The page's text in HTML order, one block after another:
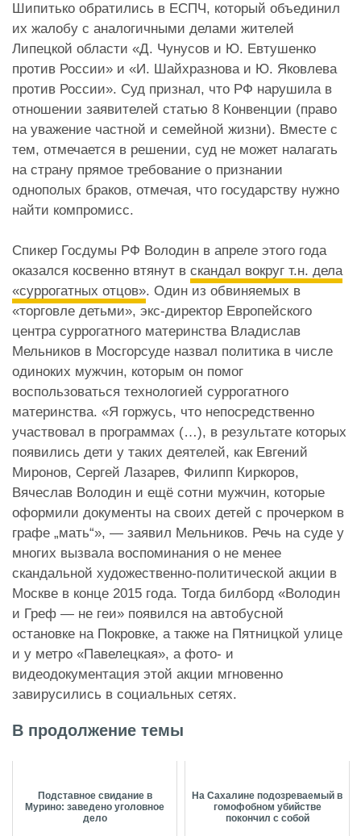
Шипитько обратились в ЕСПЧ, который объединил
их жалобу с аналогичными делами жителей
Липецкой области «Д. Чунусов и Ю. Евтушенко
против России» и «И. Шайхразнова и Ю. Яковлева
против России». Суд признал, что РФ нарушила в
отношении заявителей статью 8 Конвенции (право
на уважение частной и семейной жизни). Вместе с
тем, отмечается в решении, суд не может налагать
на страну прямое требование о признании
однополых браков, отмечая, что государству нужно
найти компромисс.
Спикер Госдумы РФ Володин в апреле этого года
оказался косвенно втянут в скандал вокруг т.н. дела
«суррогатных отцов». Один из обвиняемых в
«торговле детьми», экс-директор Европейского
центра суррогатного материнства Владислав
Мельников в Мосгорсуде назвал политика в числе
одиноких мужчин, которым он помог
воспользоваться технологией суррогатного
материнства. «Я горжусь, что непосредственно
участвовал в программах (…), в результате которых
появились дети у таких деятелей, как Евгений
Миронов, Сергей Лазарев, Филипп Киркоров,
Вячеслав Володин и ещё сотни мужчин, которые
оформили документы на своих детей с прочерком в
графе „мать“», — заявил Мельников. Речь на суде у
многих вызвала воспоминания о не менее
скандальной художественно-политической акции в
Москве в конце 2015 года. Тогда билборд «Володин
и Греф — не геи» появился на автобусной
остановке на Покровке, а также на Пятницкой улице
и у метро «Павелецкая», а фото- и
видеодокументация этой акции мгновенно
завирусились в социальных сетях.
В продолжение темы
Подставное свидание в
Мурино: заведено уголовное
дело
На Сахалине подозреваемый в
гомофобном убийстве
покончил с собой